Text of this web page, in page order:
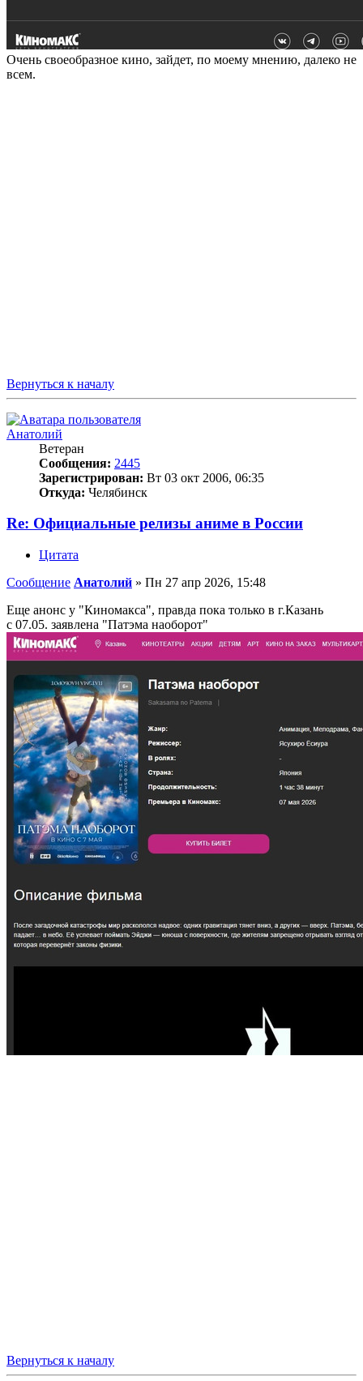
Очень своеобразное кино, зайдет, по моему мнению, далеко не
всем.
Вернуться к началу
Анатолий
Ветеран
Сообщения: 2445
Зарегистрирован: Вт 03 окт 2006, 06:35
Откуда: Челябинск
Re: Официальные релизы аниме в России
Цитата
Сообщение Анатолий » Пн 27 апр 2026, 15:48
Еще анонс у "Киномакса", правда пока только в г.Казань
с 07.05. заявлена "Патэма наоборот"
Вернуться к началу